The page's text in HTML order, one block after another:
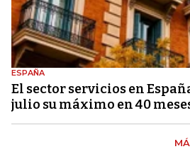
ESPAÑA
El sector servicios en
julio su máximo en 40